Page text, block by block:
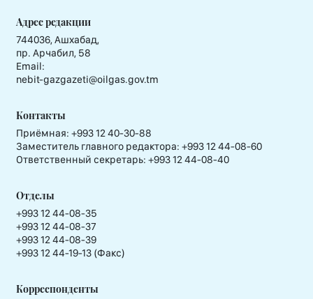
Адрес редакции
744036, Ашхабад,
пр. Арчабил, 58
Email:
nebit-gazgazeti@oilgas.gov.tm
Контакты
Приёмная: +993 12 40-30-88
Заместитель главного редактора: +993 12 44-08-60
Ответственный секретарь: +993 12 44-08-40
Отделы
+993 12 44-08-35
+993 12 44-08-37
+993 12 44-08-39
+993 12 44-19-13 (Факс)
Корреспонденты